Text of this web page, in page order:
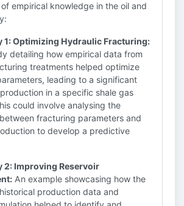
empirical knowledge in the oil and
1: Optimizing Hydraulic Fracturing:
detailing how empirical data from
treatments helped optimize
leading to a significant
in a specific shale gas
could involve analysing the
fracturing parameters and
to develop a predictive
2: Improving Reservoir
An example showcasing how the
production data and